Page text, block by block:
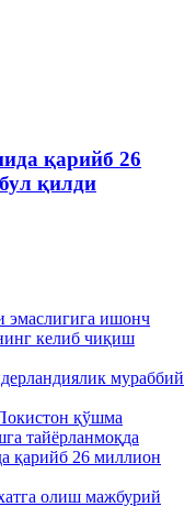
қарийб 26
қилди
эмаслигига ишонч
келиб чиқиш
мураббий
қўшма
тайёрланмоқда
қарийб 26 миллион
олиш мажбурий